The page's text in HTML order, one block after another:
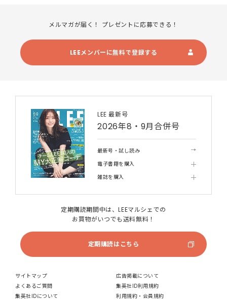
メルマガが届く！ プレゼントに応募できる！
LEEメンバーに無料で登録する
LEE 最新号
2026年8・9月合併号
最新号・試し読み
電子書籍を購入
雑誌を購入
定期購読期間中は、LEEマルシェでの
お買物がいつでも送料無料！
定期購読はこちら
サイトマップ
広告掲載について
よくあるご質問
集英社ID利用規約
集英社IDについて
利用規約・会員規約